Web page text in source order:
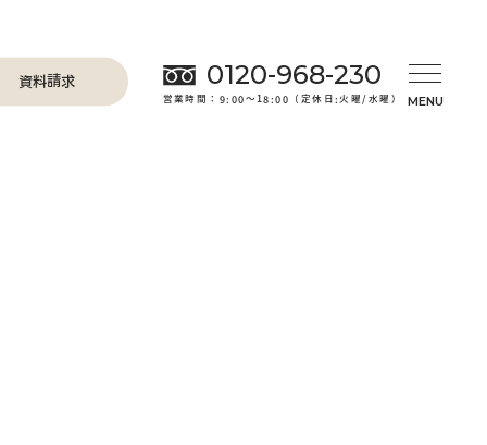
資料請求 0120-968-230
営業時間：9:00～18:00（定休日:火曜/水曜）